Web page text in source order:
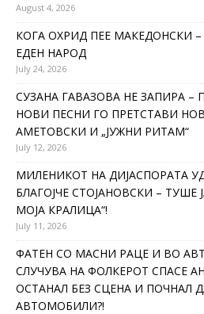
August 4, 2026
КОГА ОХРИД ПЕЕ МАКЕДОНСКИ
ЕДЕН НАРОД
July 24, 2026
СУЗАНА ГАВАЗОВА НЕ ЗАПИРА –
НОВИ ПЕСНИ ГО ПРЕТСТАВИ
АМЕТОВСКИ И „ЈУЖНИ РИТАМ“
July 12, 2026
МИЛЕНИКОТ НА ДИЈАСПОРАТА
БЛАГОЈЧЕ СТОЈАНОВСКИ –
МОЈА КРАЛИЦА“!
July 11, 2026
ФАТЕН СО МАСНИ РАЦЕ И ВО
СЛУЧУВА НА ФОЛКЕРОТ СПАСЕ
ОСТАНАЛ БЕЗ СЦЕНА И ПОЧНАЛ
АВТОМОБИЛИ?!